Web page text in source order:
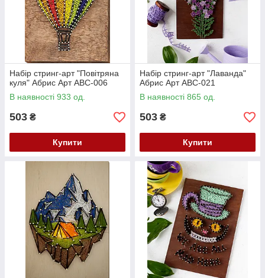
Набір стринг-арт "Повітряна
куля" Абрис Арт ABC-006
В наявності 933 од.
503 ₴
Купити
Набір стринг-арт "Лаванда"
Абрис Арт ABC-021
В наявності 865 од.
503 ₴
Купити